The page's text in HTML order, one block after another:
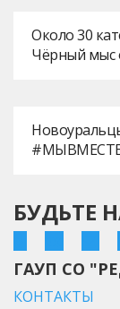
Около 30
Чёрный мыс
БУДЬТЕ
ГАУП СО
КОНТАКТЫ